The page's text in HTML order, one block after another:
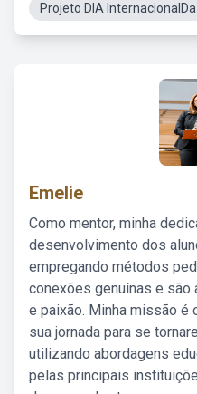
Projeto DIA
Emelie
Como mentor, minha
desenvolvimento dos
empregando métodos
conexões genuínas e
e paixão. Minha missão é
sua jornada para se
utilizando abordagens
pelas principais